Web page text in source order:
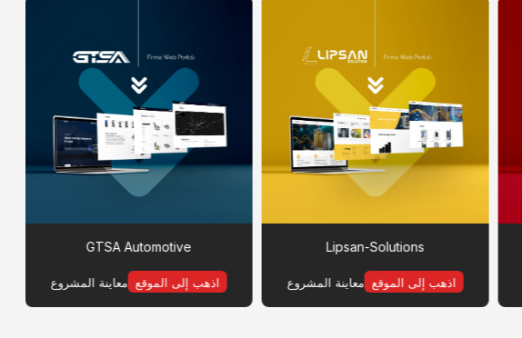
Lipsan-Solutions
اذهب إلى الموقع معاينة المشروع
GTSA Automotive
اذهب إلى الموقع معاينة المشروع